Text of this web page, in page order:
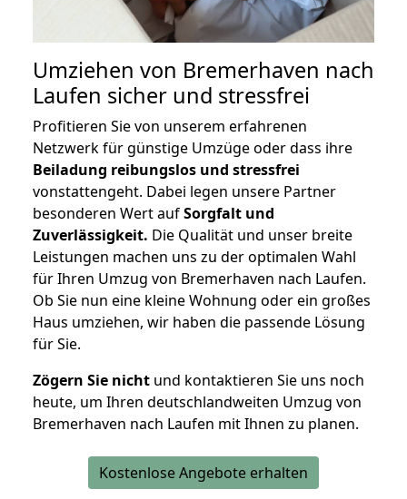
Umziehen von Bremerhaven nach
Laufen sicher und stressfrei
Profitieren Sie von unserem erfahrenen
Netzwerk für günstige Umzüge oder dass ihre
Beiladung reibungslos und stressfrei
vonstattengeht. Dabei legen unsere Partner
besonderen Wert aufSorgfalt und
Zuverlässigkeit. Die Qualität und unser breite
Leistungen machen uns zu der optimalen Wahl
für Ihren Umzug von Bremerhaven nach Laufen.
Ob Sie nun eine kleine Wohnung oder ein großes
Haus umziehen, wir haben die passende Lösung
für Sie.
Zögern Sie nicht und kontaktieren Sie uns noch
heute, um Ihren deutschlandweiten Umzug von
Bremerhaven nach Laufen mit Ihnen zu planen.
Kostenlose Angebote erhalten